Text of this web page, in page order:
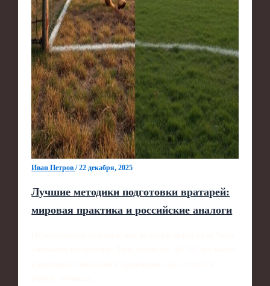
Иван Петров/22 декабря, 2025
Лучшие методики подготовки вратарей:
мировая практика и российские аналоги